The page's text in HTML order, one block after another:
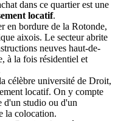
dans ce quartier est une
locatif.
en bordure de la Rotonde,
aixois. Le secteur abrite
neuves haut-de-
à la fois résidentiel et
célèbre université de Droit,
locatif. On y compte
d'un studio ou d'un
la colocation.